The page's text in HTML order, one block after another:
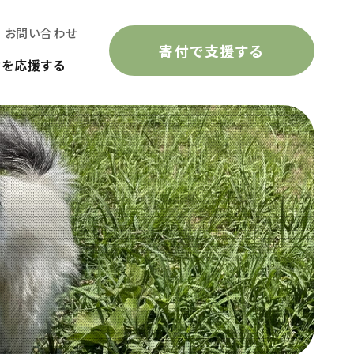
お問い合わせ
応援する
寄付で支援する